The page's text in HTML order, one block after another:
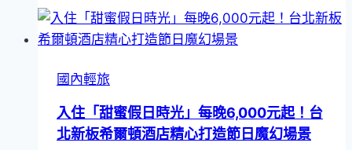
爾
頓
饌
端
童
節
活
節！
國內輕旅
入住「甜蜜假日時光」每晚6,000元起！台
北新板希爾頓酒店精心打造節日魔幻場景